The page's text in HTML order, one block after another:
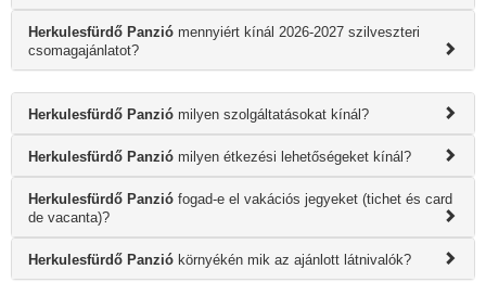
Herkulesfürdő Panzió mennyiért kínál 2026-2027 szilveszteri
csomagajánlatot?
Herkulesfürdő Panzió milyen szolgáltatásokat kínál?
Herkulesfürdő Panzió milyen étkezési lehetőségeket kínál?
Herkulesfürdő Panzió fogad-e el vakációs jegyeket (tichet és card
de vacanta)?
Herkulesfürdő Panzió környékén mik az ajánlott látnivalók?